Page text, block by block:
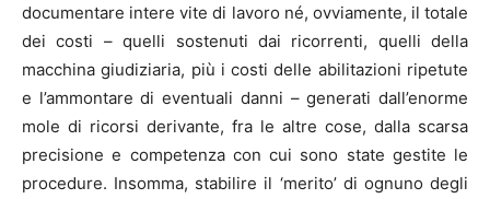
documentare intere vite di lavoro né, ovviamente, il totale
dei costi – quelli sostenuti dai ricorrenti, quelli della
macchina giudiziaria, più i costi delle abilitazioni ripetute
e l’ammontare di eventuali danni – generati dall’enorme
mole di ricorsi derivante, fra le altre cose, dalla scarsa
precisione e competenza con cui sono state gestite le
procedure. Insomma, stabilire il ‘merito’ di ognuno degli